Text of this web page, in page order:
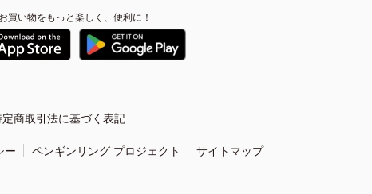
お買い物をもっと楽しく、便利に！
商取引法に基づく表記
ー ペンギンリング プロジェクト サイトマップ